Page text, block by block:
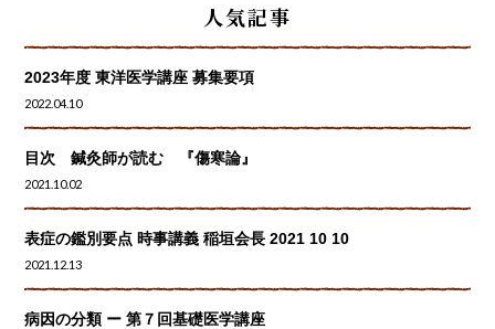
人気記事
2023年度 東洋医学講座 募集要項
2022.04.10
目次 鍼灸師が読む 『傷寒論』
2021.10.02
表症の鑑別要点 時事講義 稲垣会長 2021 10 10
2021.12.13
病因の分類 ー 第７回基礎医学講座